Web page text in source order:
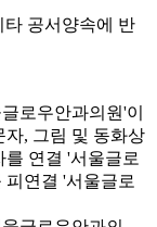
타 공서양속에 반
로우안과의원'이
자, 그림 및 동화상
연결 '서울글로
연결 '서울글로